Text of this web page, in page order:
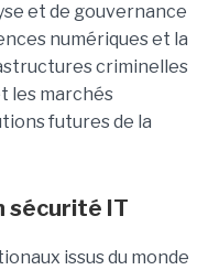
et de gouvernance
numériques et la
criminelles
les marchés
futures de la
sécurité IT
issus du monde